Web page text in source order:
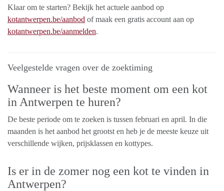
Klaar om te starten? Bekijk het actuele aanbod op
kotantwerpen.be/aanbod of maak een gratis account aan op
kotantwerpen.be/aanmelden.
Veelgestelde vragen over de zoektiming
Wanneer is het beste moment om een kot
in Antwerpen te huren?
De beste periode om te zoeken is tussen februari en april. In die
maanden is het aanbod het grootst en heb je de meeste keuze uit
verschillende wijken, prijsklassen en kottypes.
Is er in de zomer nog een kot te vinden in
Antwerpen?